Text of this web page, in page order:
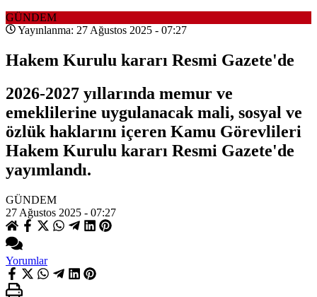
GÜNDEM
Yayınlanma: 27 Ağustos 2025 - 07:27
Hakem Kurulu kararı Resmi Gazete'de
2026-2027 yıllarında memur ve
emeklilerine uygulanacak mali, sosyal ve
özlük haklarını içeren Kamu Görevlileri
Hakem Kurulu kararı Resmi Gazete'de
yayımlandı.
GÜNDEM
27 Ağustos 2025 - 07:27
Yorumlar